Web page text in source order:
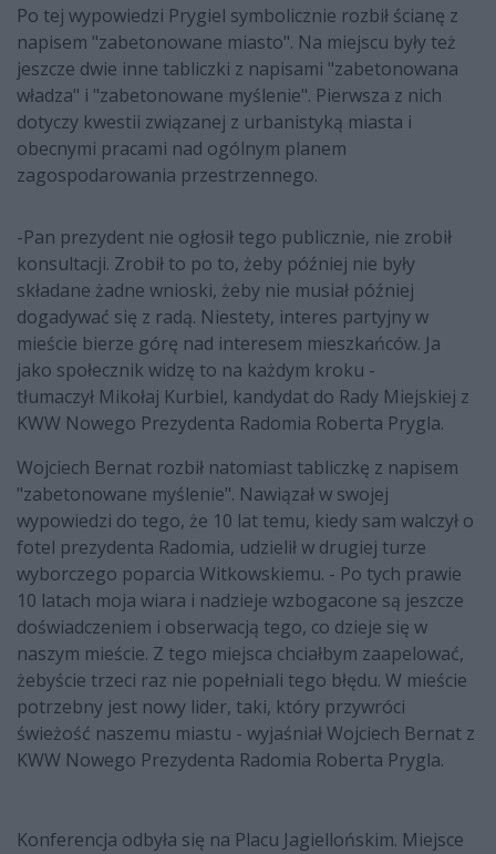
Po tej wypowiedzi Prygiel symbolicznie rozbił ścianę z
napisem "zabetonowane miasto". Na miejscu były też
jeszcze dwie inne tabliczki z napisami "zabetonowana
władza" i "zabetonowane myślenie". Pierwsza z nich
dotyczy kwestii związanej z urbanistyką miasta i
obecnymi pracami nad ogólnym planem
zagospodarowania przestrzennego.
-Pan prezydent nie ogłosił tego publicznie, nie zrobił
konsultacji. Zrobił to po to, żeby później nie były
składane żadne wnioski, żeby nie musiał później
dogadywać się z radą. Niestety, interes partyjny w
mieście bierze górę nad interesem mieszkańców. Ja
jako społecznik widzę to na każdym kroku -
tłumaczył Mikołaj Kurbiel, kandydat do Rady Miejskiej z
KWW Nowego Prezydenta Radomia Roberta Prygla.
Wojciech Bernat rozbił natomiast tabliczkę z napisem
"zabetonowane myślenie". Nawiązał w swojej
wypowiedzi do tego, że 10 lat temu, kiedy sam walczył o
fotel prezydenta Radomia, udzielił w drugiej turze
wyborczego poparcia Witkowskiemu. - Po tych prawie
10 latach moja wiara i nadzieje wzbogacone są jeszcze
doświadczeniem i obserwacją tego, co dzieje się w
naszym mieście. Z tego miejsca chciałbym zaapelować,
żebyście trzeci raz nie popełniali tego błędu. W mieście
potrzebny jest nowy lider, taki, który przywróci
świeżość naszemu miastu - wyjaśniał Wojciech Bernat z
KWW Nowego Prezydenta Radomia Roberta Prygla.
Konferencja odbyła się na Placu Jagiellońskim. Miejsce